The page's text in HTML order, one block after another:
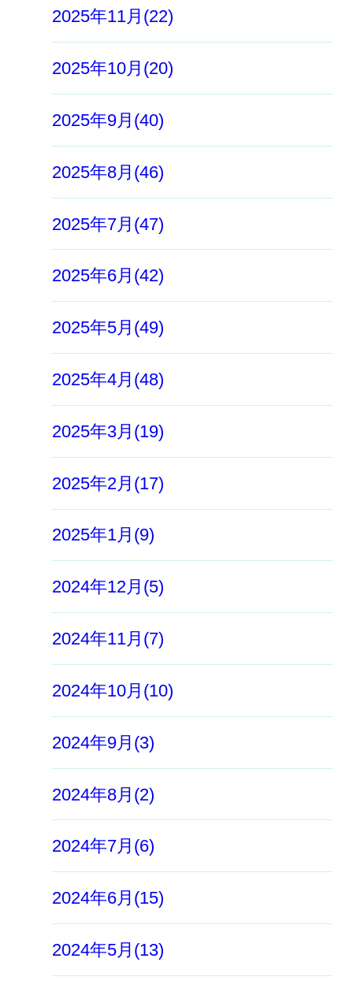
2025年11月(22)
2025年10月(20)
2025年9月(40)
2025年8月(46)
2025年7月(47)
2025年6月(42)
2025年5月(49)
2025年4月(48)
2025年3月(19)
2025年2月(17)
2025年1月(9)
2024年12月(5)
2024年11月(7)
2024年10月(10)
2024年9月(3)
2024年8月(2)
2024年7月(6)
2024年6月(15)
2024年5月(13)